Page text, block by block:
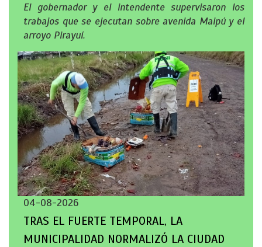
El gobernador y el intendente supervisaron los
trabajos que se ejecutan sobre avenida Maipú y el
arroyo Pirayuí.
04-08-2026
TRAS EL FUERTE TEMPORAL, LA
MUNICIPALIDAD NORMALIZÓ LA CIUDAD